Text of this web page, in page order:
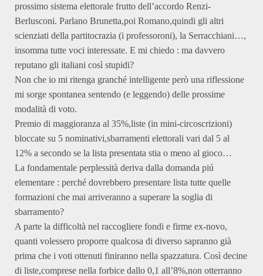
prossimo sistema elettorale frutto dell’accordo Renzi-
Berlusconi. Parlano Brunetta,poi Romano,quindi gli altri
scienziati della partitocrazia (i professoroni), la Serracchiani…,
insomma tutte voci interessate. E mi chiedo : ma davvero
reputano gli italiani così stupidi?
Non che io mi ritenga granché intelligente però una riflessione
mi sorge spontanea sentendo (e leggendo) delle prossime
modalità di voto.
Premio di maggioranza al 35%,liste (in mini-circoscrizioni)
bloccate su 5 nominativi,sbarramenti elettorali vari dal 5 al
12% a secondo se la lista presentata stia o meno al gioco…
La fondamentale perplessità deriva dalla domanda piú
elementare : perché dovrebbero presentare lista tutte quelle
formazioni che mai arriveranno a superare la soglia di
sbarramento?
A parte la difficoltà nel raccogliere fondi e firme ex-novo,
quanti volessero proporre qualcosa di diverso sapranno già
prima che i voti ottenuti finiranno nella spazzatura. Così decine
di liste,comprese nella forbice dallo 0,1 all’8%,non otterranno